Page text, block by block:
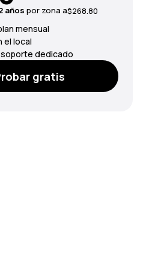
años por zona a$268.80
mensual
el local
dedicado
gratis